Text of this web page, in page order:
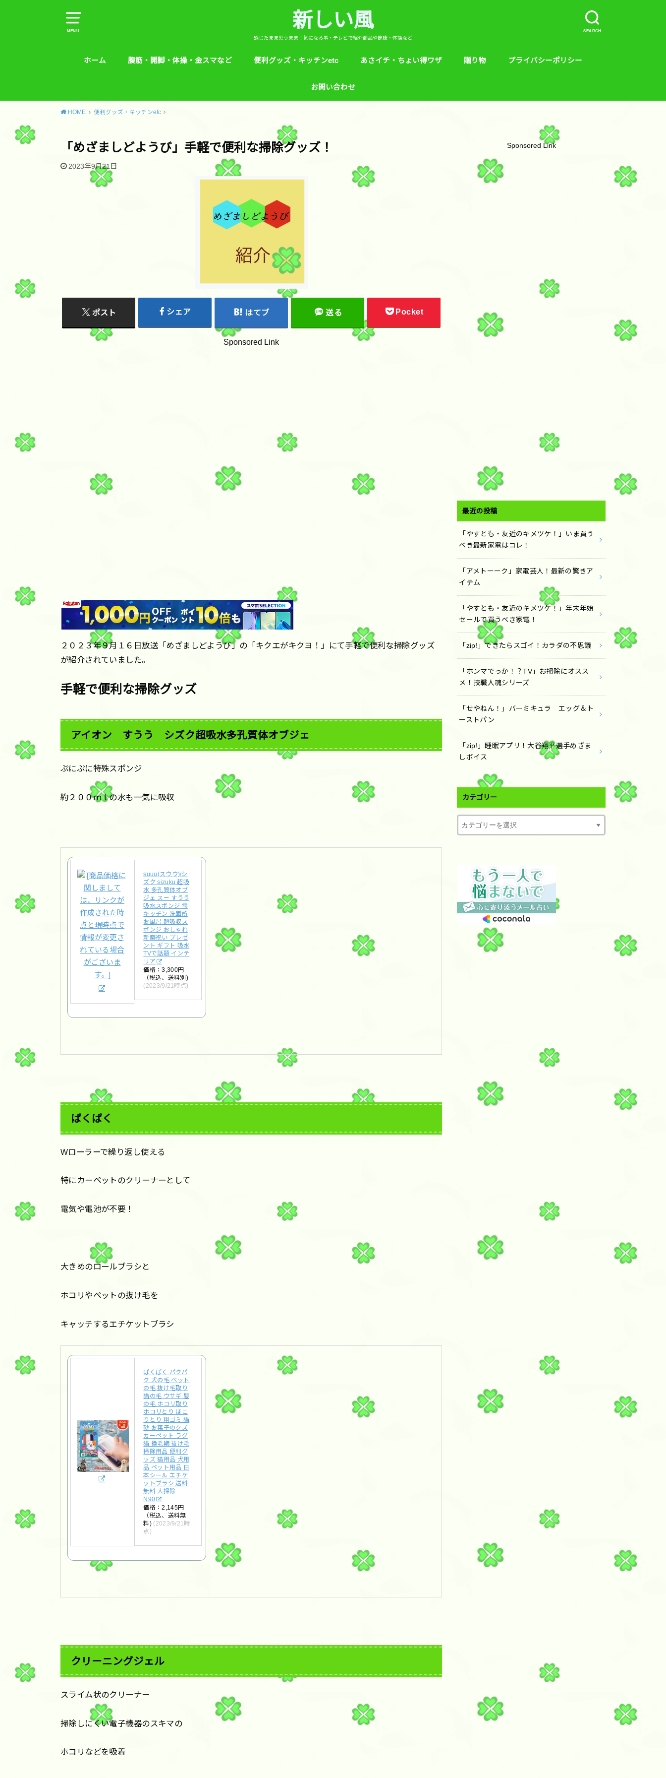
MENU SEARCH
新しい風
感じたまま思うまま！気になる事・テレビで紹介商品や健康・体操など
ホーム 腹筋・開脚・体操・金スマなど 便利グッズ・キッチンetc
芸能人！愛用品・お気に入り
ヒルナンデス！紹介
めざましテレビ紹介
あさイチ・ちょい得ワザ 贈り物 プライバシーポリシー
お問い合わせ
HOME 便利グッズ・キッチンetc
「めざましどようび」手軽で便利な掃除グッズ！
2023年9月21日
ポスト シェア はてブ 送る Pocket
Sponsored Link
２０２３年９月１６日放送「めざましどようび」の「キクエがキクヨ！」にて手軽で便利な掃除グッズ
が紹介されていました。
手軽で便利な掃除グッズ
アイオン すうう シズク超吸水多孔質体オブジェ
ぷにぷに特殊スポンジ
約２００ｍｌの水も一気に吸収
suuu(スウウ)/シ
ズク sizuku 超吸
水 多孔質体オブ
ジェ スー すうう
吸水スポンジ 雫
キッチン 洗面所
お風呂 超吸収ス
ポンジ おしゃれ
新築祝い プレゼ
ント ギフト 吸水
TVで話題 インテ
リア
価格：3,300円
（税込、送料別)
(2023/9/21時点)
ぱくぱく
Wローラーで繰り返し使える
特にカーペットのクリーナーとして
電気や電池が不要！
大きめのロールブラシと
ホコリやペットの抜け毛を
キャッチするエチケットブラシ
ぱくぱく パクパ
ク 犬の毛 ペット
の毛 抜け毛取り
猫の毛 ウサギ 髪
の毛 ホコリ取り
ホコリとり ほこ
りとり 粗ゴミ 猫
砂 お菓子のクズ
カーペット ラグ
猫 換毛期 抜け毛
掃除用品 便利グ
ッズ 猫用品 犬用
品 ペット用品 日
本シール エチケ
ットブラシ 送料
無料 大掃除
N90
価格：2,145円
（税込、送料無
料) (2023/9/21時
点)
クリーニングジェル
スライム状のクリーナー
掃除しにくい電子機器のスキマの
ホコリなどを吸着
Sponsored Link
最近の投稿
「やすとも・友近のキメツケ！」いま買う
べき最新家電はコレ！
「アメトーーク」家電芸人！最新の驚きア
イテム
「やすとも・友近のキメツケ！」年末年始
セールで買うべき家電！
「zip!」できたらスゴイ！カラダの不思議
「ホンマでっか！？TV」お掃除にオスス
メ！技職人魂シリーズ
「せやねん！」バーミキュラ エッグ＆ト
ーストパン
「zip!」睡眠アプリ！大谷翔平選手めざま
しボイス
カテゴリー